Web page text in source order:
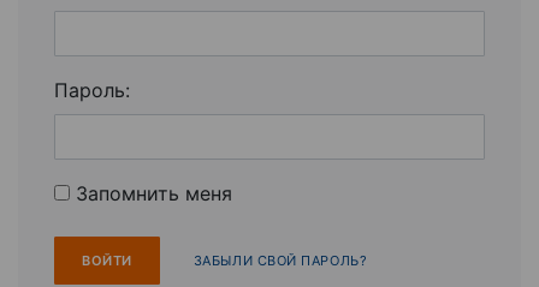
Пароль:
Запомнить меня
ЗАБЫЛИ СВОЙ ПАРОЛЬ?